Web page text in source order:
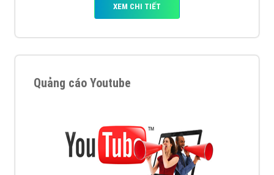
XEM CHI TIẾT
Quảng cáo Youtube